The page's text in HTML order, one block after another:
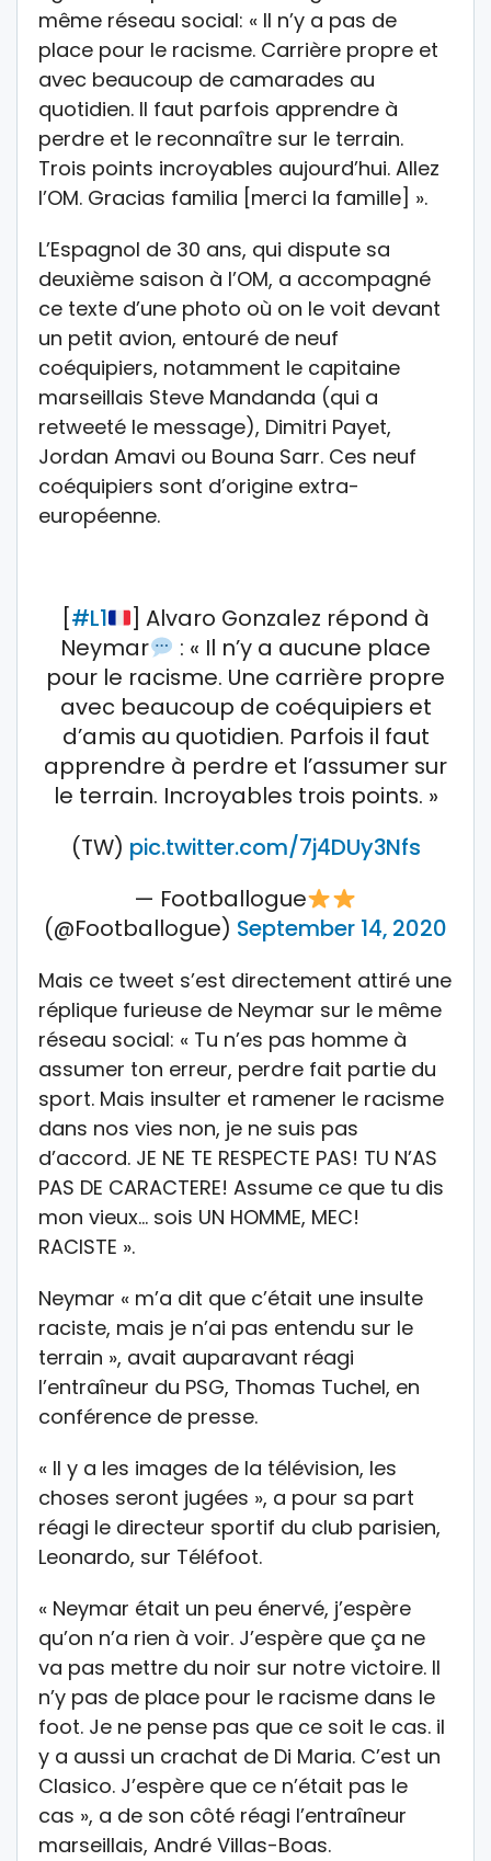
même réseau social: « Il n’y a pas de
place pour le racisme. Carrière propre et
avec beaucoup de camarades au
quotidien. Il faut parfois apprendre à
perdre et le reconnaître sur le terrain.
Trois points incroyables aujourd’hui. Allez
l’OM. Gracias familia [merci la famille] ».
L’Espagnol de 30 ans, qui dispute sa
deuxième saison à l’OM, a accompagné
ce texte d’une photo où on le voit devant
un petit avion, entouré de neuf
coéquipiers, notamment le capitaine
marseillais Steve Mandanda (qui a
retweeté le message), Dimitri Payet,
Jordan Amavi ou Bouna Sarr. Ces neuf
coéquipiers sont d’origine extra-
européenne.
[#L1
] Alvaro Gonzalez répond à
Neymar
: « Il n’y a aucune place
pour le racisme. Une carrière propre
avec beaucoup de coéquipiers et
d’amis au quotidien. Parfois il faut
apprendre à perdre et l’assumer sur
le terrain. Incroyables trois points. »
(TW) pic.twitter.com/7j4DUy3Nfs
— Footballogue
(@Footballogue) September 14, 2020
Mais ce tweet s’est directement attiré une
réplique furieuse de Neymar sur le même
réseau social: « Tu n’es pas homme à
assumer ton erreur, perdre fait partie du
sport. Mais insulter et ramener le racisme
dans nos vies non, je ne suis pas
d’accord. JE NE TE RESPECTE PAS! TU N’AS
PAS DE CARACTERE! Assume ce que tu dis
mon vieux… sois UN HOMME, MEC!
RACISTE ».
Neymar « m’a dit que c’était une insulte
raciste, mais je n’ai pas entendu sur le
terrain », avait auparavant réagi
l’entraîneur du PSG, Thomas Tuchel, en
conférence de presse.
« Il y a les images de la télévision, les
choses seront jugées », a pour sa part
réagi le directeur sportif du club parisien,
Leonardo, sur Téléfoot.
« Neymar était un peu énervé, j’espère
qu’on n’a rien à voir. J’espère que ça ne
va pas mettre du noir sur notre victoire. Il
n’y pas de place pour le racisme dans le
foot. Je ne pense pas que ce soit le cas. il
y a aussi un crachat de Di Maria. C’est un
Clasico. J’espère que ce n’était pas le
cas », a de son côté réagi l’entraîneur
marseillais, André Villas-Boas.